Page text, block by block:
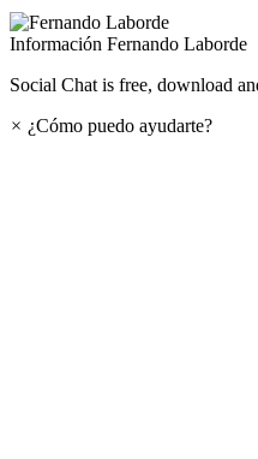
Información Fernando Laborde
Social Chat is free, download
× ¿Cómo puedo ayudarte?